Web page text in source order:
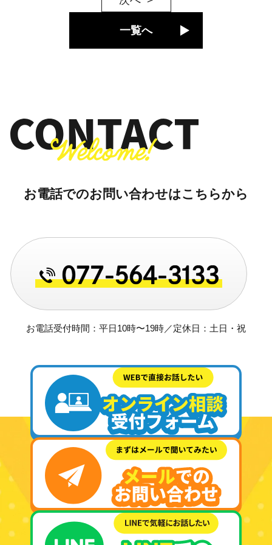
一覧へ
お電話でのお問い合わせはこちらから
お電話受付時間：平日10時〜19時／定休日：土日・祝